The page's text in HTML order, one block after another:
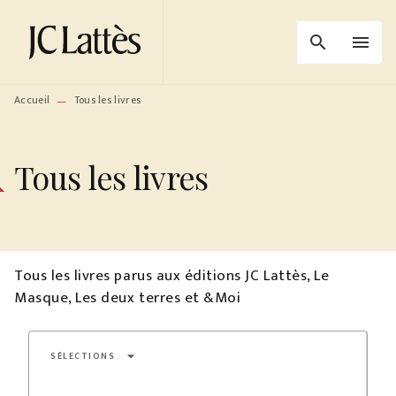
MENU RECHERCHE
PIED DE PAGE
search menu
Accueil — Tous les livres
Tous les livres
Tous les livres parus aux éditions JC Lattès, Le
Masque, Les deux terres et &Moi
SÉLECTIONS arrow_drop_down